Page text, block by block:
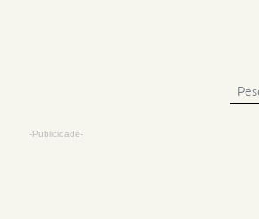
-Publicidade-